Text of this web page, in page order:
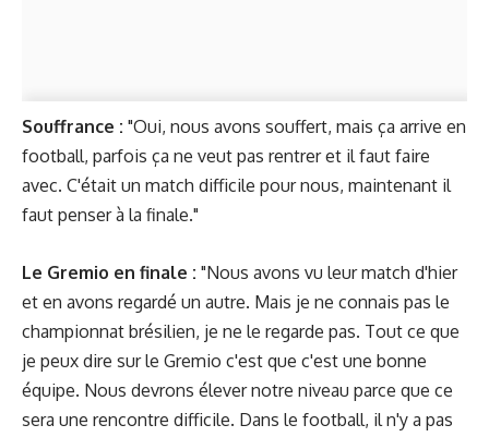
Souffrance : "Oui, nous avons souffert, mais ça arrive en
football, parfois ça ne veut pas rentrer et il faut faire
avec. C'était un match difficile pour nous, maintenant il
faut penser à la finale."
Le Gremio en finale : "Nous avons vu leur match d'hier
et en avons regardé un autre. Mais je ne connais pas le
championnat brésilien, je ne le regarde pas. Tout ce que
je peux dire sur le Gremio c'est que c'est une bonne
équipe. Nous devrons élever notre niveau parce que ce
sera une rencontre difficile. Dans le football, il n'y a pas